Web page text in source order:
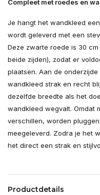
Compleet met roedes en
Je hangt het wandkleed
wordt geleverd met een
Deze zwarte roede is 30
beide zijden), zodat er
plaatsen. Aan de
wandkleed strak en recht
dezelfde breedte als het
wandkleed wegvalt. Omdat
verschillen, worden
meegeleverd. Zodra je het
het direct een strak en
Productdetails